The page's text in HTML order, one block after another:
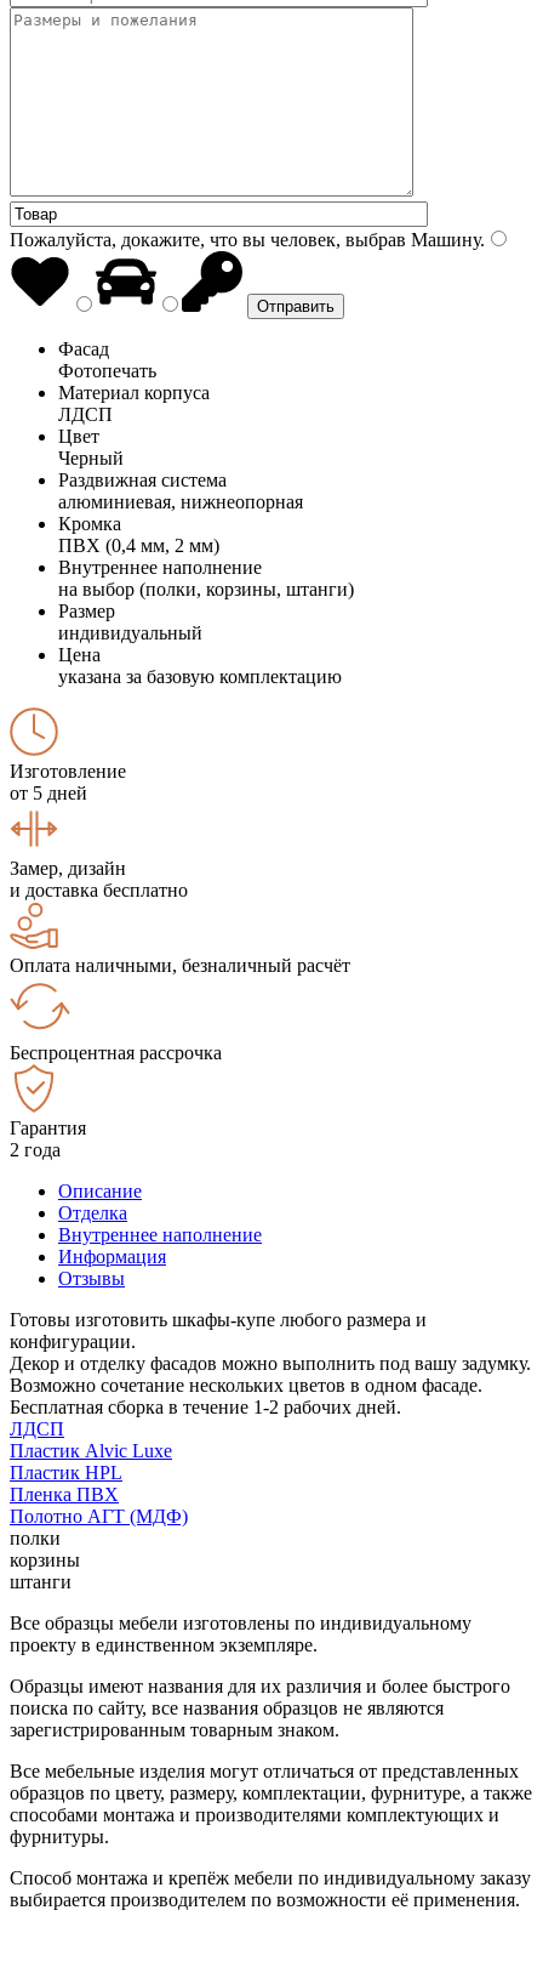
Пожалуйста, докажите, что вы человек, выбрав Машину.
Фасад
Фотопечать
Материал корпуса
ЛДСП
Цвет
Черный
Раздвижная система
алюминиевая, нижнеопорная
Кромка
ПВХ (0,4 мм, 2 мм)
Внутреннее наполнение
на выбор (полки, корзины, штанги)
Размер
индивидуальный
Цена
указана за базовую комплектацию
Изготовление
от 5 дней
Замер, дизайн
и доставка бесплатно
Оплата наличными, безналичный расчёт
Беспроцентная рассрочка
Гарантия
2 года
Описание
Отделка
Внутреннее наполнение
Информация
Отзывы
Готовы изготовить шкафы-купе любого размера и
конфигурации.
Декор и отделку фасадов можно выполнить под вашу задумку.
Возможно сочетание нескольких цветов в одном фасаде.
Бесплатная сборка в течение 1-2 рабочих дней.
ЛДСП
Пластик Alvic Luxe
Пластик HPL
Пленка ПВХ
Полотно АГТ (МДФ)
полки
корзины
штанги
Все образцы мебели изготовлены по индивидуальному
проекту в единственном экземпляре.
Образцы имеют названия для их различия и более быстрого
поиска по сайту, все названия образцов не являются
зарегистрированным товарным знаком.
Все мебельные изделия могут отличаться от представленных
образцов по цвету, размеру, комплектации, фурнитуре, а также
способами монтажа и производителями комплектующих и
фурнитуры.
Способ монтажа и крепёж мебели по индивидуальному заказу
выбирается производителем по возможности её применения.